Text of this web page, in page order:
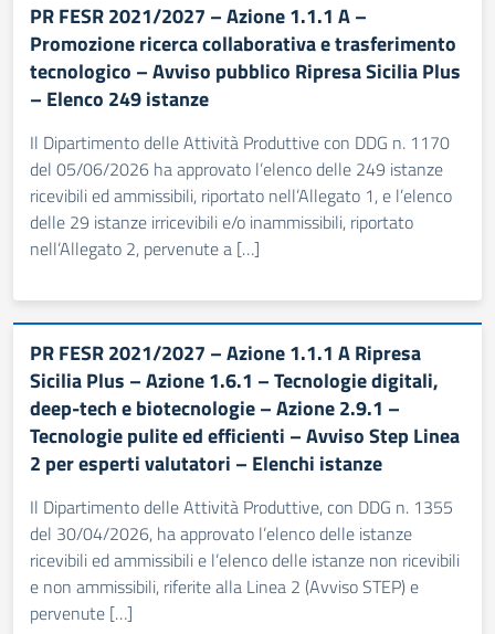
PR FESR 2021/2027 – Azione 1.1.1 A –
Promozione ricerca collaborativa e trasferimento
tecnologico – Avviso pubblico Ripresa Sicilia Plus
– Elenco 249 istanze
Il Dipartimento delle Attività Produttive con DDG n. 1170
del 05/06/2026 ha approvato l’elenco delle 249 istanze
ricevibili ed ammissibili, riportato nell’Allegato 1, e l’elenco
delle 29 istanze irricevibili e/o inammissibili, riportato
nell’Allegato 2, pervenute a […]
PR FESR 2021/2027 – Azione 1.1.1 A Ripresa
Sicilia Plus – Azione 1.6.1 – Tecnologie digitali,
deep-tech e biotecnologie – Azione 2.9.1 –
Tecnologie pulite ed efficienti – Avviso Step Linea
2 per esperti valutatori – Elenchi istanze
Il Dipartimento delle Attività Produttive, con DDG n. 1355
del 30/04/2026, ha approvato l’elenco delle istanze
ricevibili ed ammissibili e l’elenco delle istanze non ricevibili
e non ammissibili, riferite alla Linea 2 (Avviso STEP) e
pervenute […]